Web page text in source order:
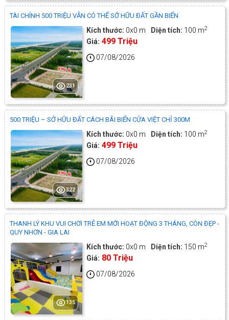
TÀI CHÍNH 500 TRIỆU VẪN CÓ THỂ SỞ HỮU ĐẤT GẦN BIỂN
231
Kích thước: 0x0 m Diện tích: 100 m2
Giá: 499 Triệu
07/08/2026
500 TRIỆU – SỞ HỮU ĐẤT CÁCH BÃI BIỂN CỬA VIỆT CHỈ 300M
322
Kích thước: 0x0 m Diện tích: 100 m2
Giá: 499 Triệu
07/08/2026
THANH LÝ KHU VUI CHƠI TRẺ EM MỚI HOẠT ĐỘNG 3 THÁNG, CÒN ĐẸP -
QUY NHƠN - GIA LAI
135
Kích thước: 0x0 m Diện tích: 150 m2
Giá: 80 Triệu
07/08/2026